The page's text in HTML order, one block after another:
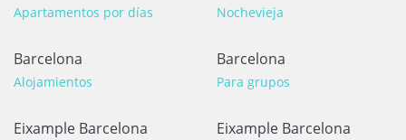
Apartamentos por días Nochevieja
Barcelona
Alojamientos
Barcelona
Para grupos
Eixample Barcelona Eixample Barcelona